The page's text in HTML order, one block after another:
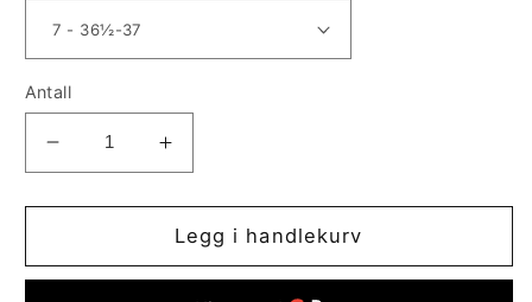
Antall
antallet
for
Øk
antallet
for
Slipstream
Legg i handlekurv